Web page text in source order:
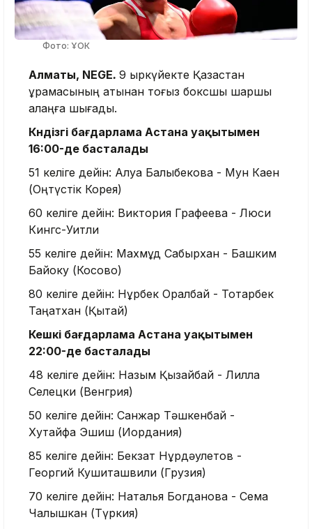
Фото: ҰОК
Алматы, NEGE. 9 қыркүйекте Қазақстан
құрамасының атынан тоғыз боксшы шаршы
алаңға шығады.
Күндізгі бағдарлама Астана уақытымен
16:00-де басталады
51 келіге дейін: Алуа Балқыбекова - Мун Каен
(Оңтүстік Корея)
60 келіге дейін: Виктория Графеева - Люси
Кингс-Уитли
55 келіге дейін: Махмұд Сабырхан - Башким
Байоку (Косово)
80 келіге дейін: Нұрбек Оралбай - Тоқтарбек
Таңатхан (Қытай)
Кешкі бағдарлама Астана уақытымен
22:00-де басталады
48 келіге дейін: Назым Қызайбай - Лилла
Селецки (Венгрия)
50 келіге дейін: Санжар Тәшкенбай -
Хутайфа Эшиш (Иордания)
85 келіге дейін: Бекзат Нұрдәулетов -
Георгий Кушиташвили (Грузия)
70 келіге дейін: Наталья Богданова - Сема
Чалышкан (Түркия)